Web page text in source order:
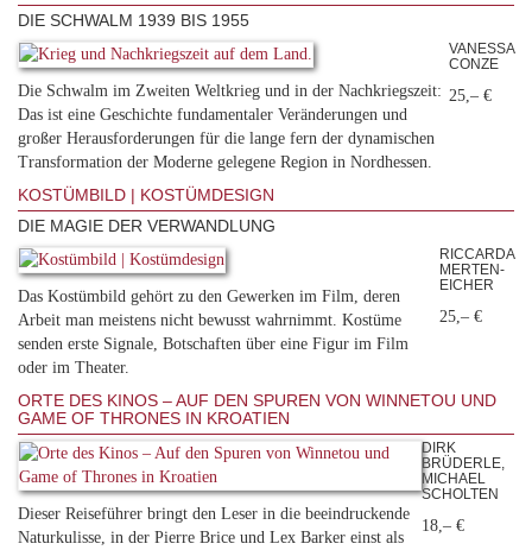
DIE SCHWALM 1939 BIS 1955
Die Schwalm im Zweiten Weltkrieg und in der Nachkriegszeit:
Das ist eine Geschichte fundamentaler Veränderungen und
großer Herausforderungen für die lange fern der dynamischen
Transformation der Moderne gelegene Region in Nordhessen.
VANESSA
CONZE
25,– €
KOSTÜMBILD | KOSTÜMDESIGN
DIE MAGIE DER VERWANDLUNG
Das Kostümbild gehört zu den Gewerken im Film, deren
Arbeit man meistens nicht bewusst wahrnimmt. Kostüme
senden erste Signale, Botschaften über eine Figur im Film
oder im Theater.
RICCARDA
MERTEN-
EICHER
25,– €
ORTE DES KINOS – AUF DEN SPUREN VON WINNETOU UND
GAME OF THRONES IN KROATIEN
Dieser Reiseführer bringt den Leser in die beeindruckende
Naturkulisse, in der Pierre Brice und Lex Barker einst als
DIRK
BRÜDERLE,
MICHAEL
SCHOLTEN
18,– €